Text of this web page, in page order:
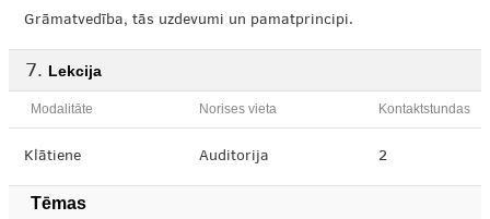
Grāmatvedība, tās uzdevumi un pamatprincipi.
Lekcija
Modalitāte Norises vieta Kontaktstundas
Klātiene Auditorija 2
Tēmas